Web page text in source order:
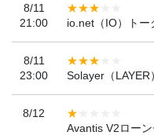
8/11
21:00
io.net（IO）トー
8/11
23:00
Solayer（LAYER
8/12
Avantis V2ローン